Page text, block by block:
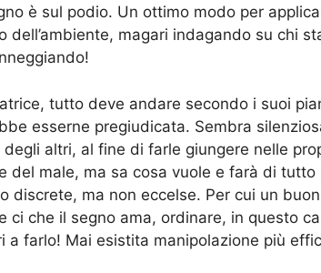
è sul podio. Un ottimo modo per
dell’ambiente, magari indagando su chi
tutto deve andare secondo i suoi
esserne pregiudicata. Sembra
altri, al fine di farle giungere nelle
del male, ma sa cosa vuole e farà di tutto
discrete, ma non eccelse. Per cui un
ci che il segno ama, ordinare, in questo
a farlo! Mai esistita manipolazione più